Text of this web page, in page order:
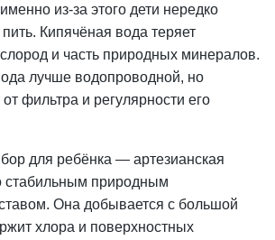
из-за этого дети нередко
Кипячёная вода теряет
и часть природных минералов.
лучше водопроводной, но
от фильтра и регулярности его
для ребёнка — артезианская
стабильным природным
Она добывается с большой
хлора и поверхностных